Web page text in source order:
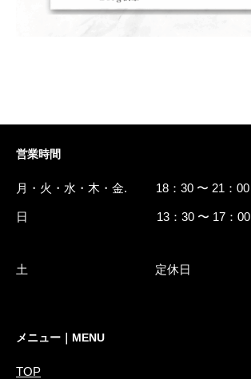
営業時間
月・火・水・木・金. 18：30 〜 21：00
日 13：30 〜 17：00
土 定休日
メニュー｜MENU
TOP